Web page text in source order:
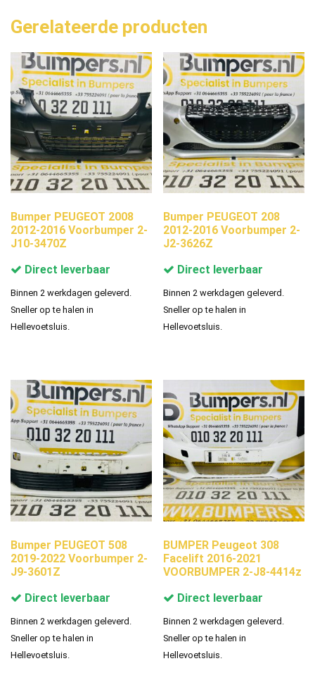
Gerelateerde producten
Bumper PEUGEOT 2008
2012-2016 Voorbumper 2-
J10-3470Z
Direct leverbaar
Binnen 2 werkdagen geleverd.
Sneller op te halen in
Hellevoetsluis.
Bumper PEUGEOT 208
2012-2016 Voorbumper 2-
J2-3626Z
Direct leverbaar
Binnen 2 werkdagen geleverd.
Sneller op te halen in
Hellevoetsluis.
Bumper PEUGEOT 508
2019-2022 Voorbumper 2-
J9-3601Z
Direct leverbaar
Binnen 2 werkdagen geleverd.
Sneller op te halen in
Hellevoetsluis.
BUMPER Peugeot 308
Facelift 2016-2021
VOORBUMPER 2-J8-4414z
Direct leverbaar
Binnen 2 werkdagen geleverd.
Sneller op te halen in
Hellevoetsluis.